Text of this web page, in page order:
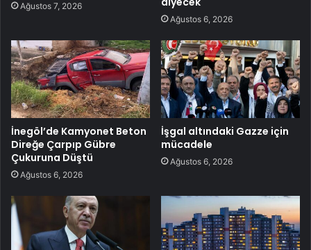
Ağustos 7, 2026
Ağustos 6, 2026
İnegöl’de Kamyonet Beton
Direğe Çarpıp Gübre
Çukuruna Düştü
Ağustos 6, 2026
İşgal altındaki Gazze için
mücadele
Ağustos 6, 2026